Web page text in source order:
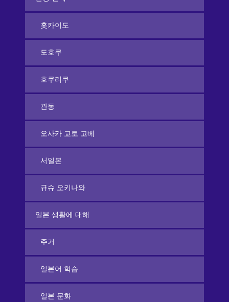
홋카이도
도호쿠
호쿠리쿠
관동
오사카 교토 고베
서일본
규슈 오키나와
일본 생활에 대해
주거
일본어 학습
일본 문화